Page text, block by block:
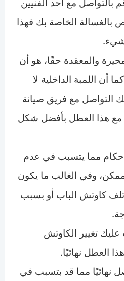
بالتواصل مع أحد الفنيين
بالغسالة الخاصة بك فهذا
والمعقدة حقًا، هو أن
أن اللمبة الداخلية لا
التواصل مع فريق صيانة
مع هذا العطل بأفضل شكل
مما يتسبب في عدم
وفي الغالب ما يكون
كاوتش الباب أو بسبب
تغيير الكاوتش
العطل نهائيًا.
نهائيًا مما قد بتسبب في